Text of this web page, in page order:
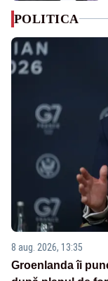
POLITICA
8 aug. 2026, 13:35
Groenlanda îi